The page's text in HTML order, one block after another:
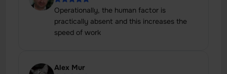
Operationally, the human factor is
practically absent and this increases the
speed of work
Alex Mur